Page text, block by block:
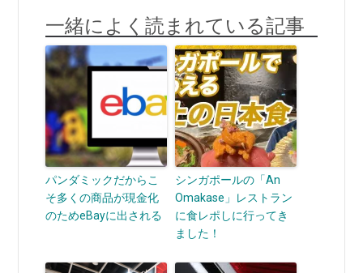
一緒によく読まれている記事
パンダミックだからこ
そ多くの商品が現金化
のためeBayに出される
シンガポールの「An
Omakase」レストラン
に食レポしに行ってき
ました！